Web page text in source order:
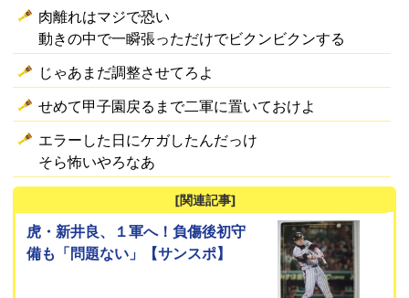
肉離れはマジで恐い
動きの中で一瞬張っただけでビクンビクンする
じゃあまだ調整させてろよ
せめて甲子園戻るまで二軍に置いておけよ
エラーした日にケガしたんだっけ
そら怖いやろなあ
[関連記事]
虎・新井良、１軍へ！負傷後初守
備も「問題ない」【サンスポ】